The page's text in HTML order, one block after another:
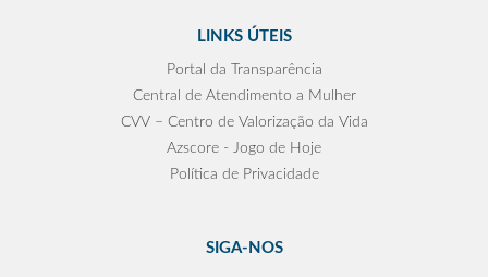
LINKS ÚTEIS
Portal da Transparência
Central de Atendimento a Mulher
CVV – Centro de Valorização da Vida
Azscore - Jogo de Hoje
Política de Privacidade
SIGA-NOS